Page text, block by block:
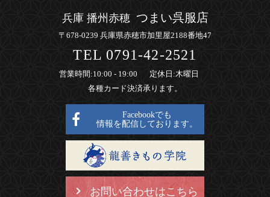
兵庫 播州赤穂 つまい呉服店
〒678-0239 兵庫県赤穂市加里屋2188番地47
TEL 0791-42-2521
営業時間 :10:00 - 19:00 定休日 :木曜日
各種カード決済承ります。
Facebookでも
情報を配信しております。
お問い合わせはこちら